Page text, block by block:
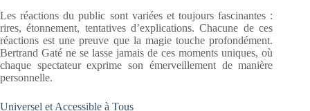
Les réactions du public sont variées et toujours fascinantes :
rires, étonnement, tentatives d’explications. Chacune de ces
réactions est une preuve que la magie touche profondément.
Bertrand Gaté ne se lasse jamais de ces moments uniques, où
chaque spectateur exprime son émerveillement de manière
personnelle.
Universel et Accessible à Tous